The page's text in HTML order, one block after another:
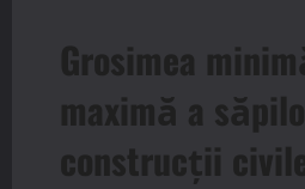
Grosimea
maximă a
construcții